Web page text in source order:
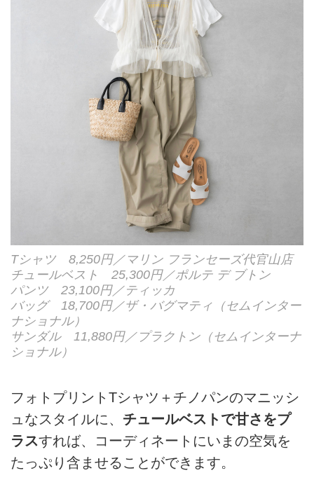
Tシャツ 8,250円／マリン フランセーズ代官山店
チュールベスト 25,300円／ポルテ デ ブトン
パンツ 23,100円／ティッカ
バッグ 18,700円／ザ・バグマティ（セムインター
ナショナル）
サンダル 11,880円／プラクトン（セムインターナ
ショナル）
フォトプリントTシャツ＋チノパンのマニッシ
ュなスタイルに、 チュールベストで甘さをプ
ラスすれば、コーディネートにいまの空気を
たっぷり含ませることができます。